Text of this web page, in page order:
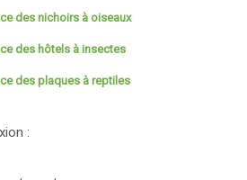
des nichoirs à oiseaux
des hôtels à insectes
des plaques à reptiles
: